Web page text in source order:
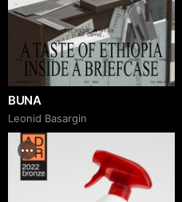
BUNA
Leonid Basargin